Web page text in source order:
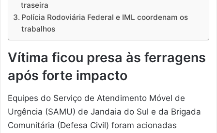
traseira
Polícia Rodoviária Federal e IML coordenam os
trabalhos
Vítima ficou presa às ferragens
após forte impacto
Equipes do Serviço de Atendimento Móvel de
Urgência (SAMU) de Jandaia do Sul e da Brigada
Comunitária (Defesa Civil) foram acionadas